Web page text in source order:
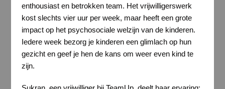
enthousiast en betrokken team. Het vrijwilligerswerk
kost slechts vier uur per week, maar heeft een grote
impact op het psychosociale welzijn van de kinderen.
Iedere week bezorg je kinderen een glimlach op hun
gezicht en geef je hen de kans om weer even kind te
zijn.